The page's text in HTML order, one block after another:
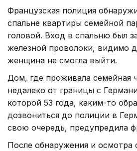
Французская полиция
спальне квартиры семейной
головой. Вход в спальню был
железной проволоки, видимо
женщина не смогла выйти.
Дом, где проживала семейная
недалеко от границы с
которой 53 года, каким-то
дозвониться до полиции в
свою очередь, предупредила
После обнаружения и осмотра